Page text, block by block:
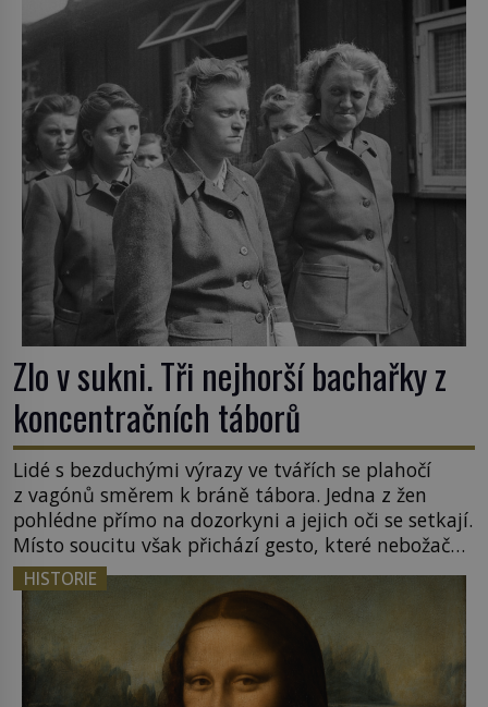
Zlo v sukni. Tři nejhorší bachařky z
koncentračních táborů
Lidé s bezduchými výrazy ve tvářích se plahočí
z vagónů směrem k bráně tábora. Jedna z žen
pohlédne přímo na dozorkyni a jejich oči se setkají.
Místo soucitu však přichází gesto, které nebožačku
posílá rovnou do plynové komory. Jména jako
Rudolf Höss (1901–1947), Josef Mengele (1911–
1979) či Heinrich Himmler (1900–1945) zná každý,
o koho se historie jen otřela. Jenže […]
HISTORIE